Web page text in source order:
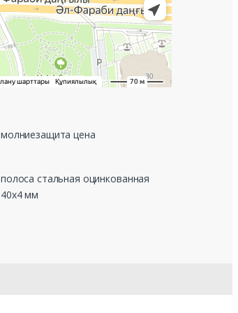
молниезащита цена
полоса стальная оцинкованная
40х4 мм